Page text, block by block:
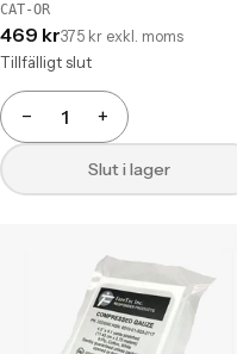
CAT-OR
469 kr375 kr exkl. moms
Tillfälligt slut
−
Antal +
Slut i lager